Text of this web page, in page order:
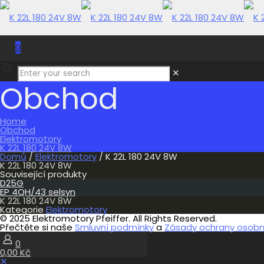
0
0,00 Kč
✕
Obchod
Home
Obchod
Elektromotory
K 22L 180 24V 8W
Domů / Elektromotory / K 22L 180 24V 8W
K 22L 180 24V 8W
Související produkty
D25G
EP 4QH/43 selsyn
K 22L 180 24V 8W
Kategorie Elektromotory
© 2025 Elektromotory Pfeiffer. All Rights Reserved.
Přečtěte si naše Smluvní podmínkya Zásady ochrany
0
0,00 Kč
✕